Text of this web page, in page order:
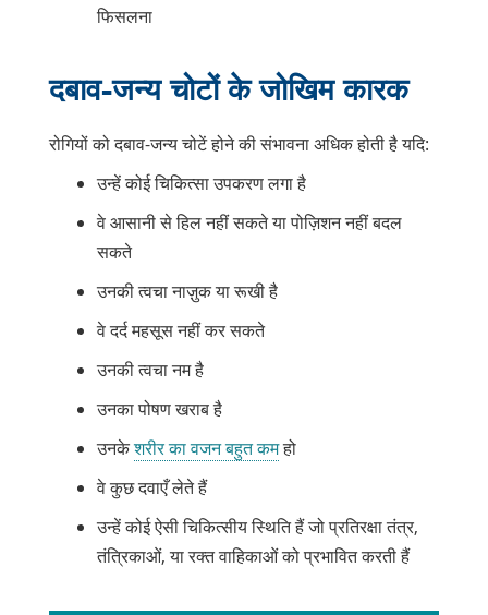
फिसलना
दबाव-जन्य चोटों के जोखिम कारक
रोगियों को दबाव-जन्य चोटें होने की संभावना अधिक होती है यदि:
उन्हें कोई चिकित्सा उपकरण लगा है
वे आसानी से हिल नहीं सकते या पोज़िशन नहीं बदल
सकते
उनकी त्वचा नाज़ुक या रूखी है
वे दर्द महसूस नहीं कर सकते
उनकी त्वचा नम है
उनका पोषण खराब है
उनकेशरीर का वजन बहुत कमहो
वे कुछ दवाएँ लेते हैं
उन्हें कोई ऐसी चिकित्सीय स्थिति हैं जो प्रतिरक्षा तंत्र,
तंत्रिकाओं, या रक्त वाहिकाओं को प्रभावित करती हैं